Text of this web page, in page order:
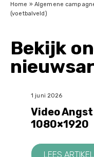
Home » Algemene
(voetbalveld)
Bekijk
1 juni 2026
Video
1080×1920
LEES ARTIKEL